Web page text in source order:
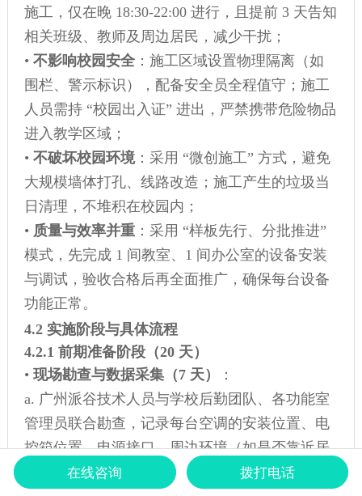
施工，仅在晚 18:30-22:00 进行，且提前 3 天告知
相关班级、教师及周边居民，减少干扰；
• 不影响校园安全：施工区域设置物理隔离（如
围栏、警示标识），配备安全员全程值守；施工
人员需持 “校园出入证” 进出，严禁携带危险物品
进入教学区域；
• 不破坏校园环境：采用 “微创施工” 方式，避免
大规模墙体打孔、线路改造；施工产生的垃圾当
日清理，不堆积在校园内；
• 质量与效率并重：采用 “样板先行、分批推进”
模式，先完成 1 间教室、1 间办公室的设备安装
与调试，验收合格后再全面推广，确保每台设备
功能正常。
4.2 实施阶段与具体流程
4.2.1 前期准备阶段（20 天）
• 现场勘查与数据采集（7 天）
：
a. 广州派谷技术人员与学校后勤团队、各功能室
管理员联合勘查，记录每台空调的安装位置、电
控箱位置、电源接口、周边环境（如是否靠近居
民区、是否有遮挡），绘制 “校园空调分布详图”
在线咨询 拨打电话